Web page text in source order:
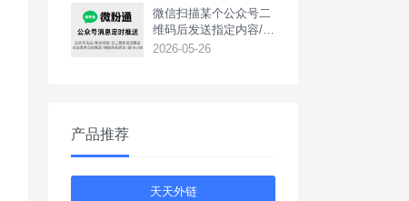
微信扫描某个公众号二
维码后发送指定内容/推
送专属内容如何设置？
2026-05-26
产品推荐
天天外链